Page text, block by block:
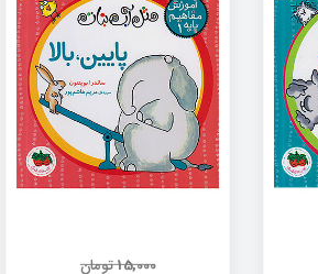
15,000تومان